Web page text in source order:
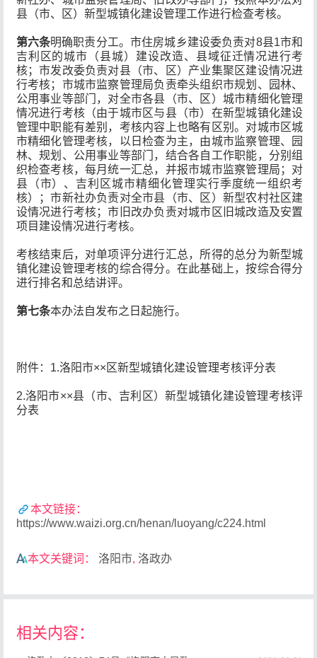
县（市、区）新型城镇化建设管理工作进行检查考核。
第六条明确职责分工。市住房城乡建设委负责对8县1市和
吉利区的城市（县城）建设改造、县域征迁情况进行考
核；市发改委负责对县（市、区）产业集聚区建设情况进
行考核；市城市监察管理局负责牵头组织市规划、园林、
公用事业等部门，对全市各县（市、区）城市精细化管理
情况进行考核（由于城市区与县（市）在新型城镇化建设
管理中职能有差别，考核内容上也略有区别。对城市区城
市精细化管理考核，以日检查为主，由城市监察管理、园
林、规划、公用事业等部门，结合各自工作职能，分别组
织检查考核，每月统一汇总，并报市城市监察管理局；对
县（市）、吉利区城市精细化管理实行季度统一组织考
核）；市新社办负责对全市县（市、区）新型农村社区建
设情况进行考核；市旧改办负责对城市区旧城改造及安置
项目建设情况进行考核。
考核结束后，对单项评分进行汇总，所得的总分为新型城
镇化建设管理考核的综合得分。在此基础上，按综合得分
进行排名和总结讲评。
第七条本办法自发布之日起施行。
附件：1.洛阳市××区新型城镇化建设管理考核评分表
2.洛阳市××县（市、吉利区）新型城镇化建设管理考核评
分表
本文链接：
https://www.waizi.org.cn/henan/luoyang/c224.html
本文关键词： 洛阳市, 洛政办
相关内容：